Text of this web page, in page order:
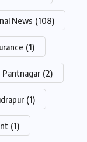
News (108)
(1)
Pantnagar (2)
(1)
(1)